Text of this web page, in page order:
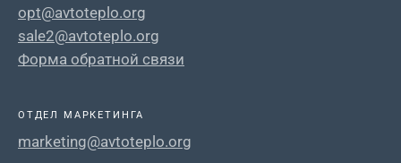
opt@avtoteplo.org
sale2@avtoteplo.org
Форма обратной связи
ОТДЕЛ МАРКЕТИНГА
marketing@avtoteplo.org